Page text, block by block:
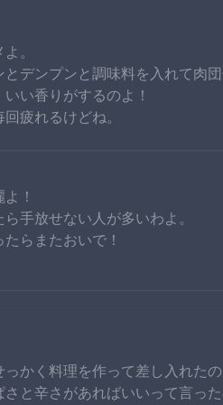
。
デンプンと調味料を入れて肉団
い香りがするのよ！
疲れるけどね。
！
手放せない人が多いわよ。
らまたおいで！
かく料理を作って差し入れた
と辛さがあればいいって言った